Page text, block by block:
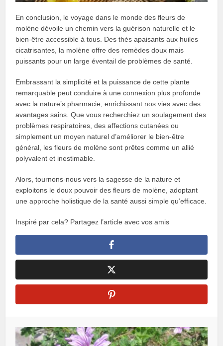
En conclusion, le voyage dans le monde des fleurs de
molène dévoile un chemin vers la guérison naturelle et le
bien-être accessible à tous. Des thés apaisants aux huiles
cicatrisantes, la molène offre des remèdes doux mais
puissants pour un large éventail de problèmes de santé.
Embrassant la simplicité et la puissance de cette plante
remarquable peut conduire à une connexion plus profonde
avec la nature’s pharmacie, enrichissant nos vies avec des
avantages sains. Que vous recherchiez un soulagement des
problèmes respiratoires, des affections cutanées ou
simplement un moyen naturel d’améliorer le bien-être
général, les fleurs de molène sont prêtes comme un allié
polyvalent et inestimable.
Alors, tournons-nous vers la sagesse de la nature et
exploitons le doux pouvoir des fleurs de molène, adoptant
une approche holistique de la santé aussi simple qu’efficace.
Inspiré par cela? Partagez l’article avec vos amis